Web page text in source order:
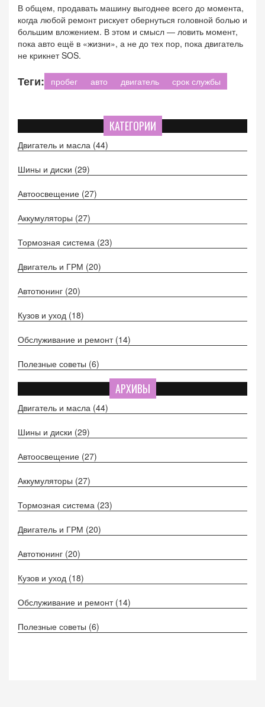
В общем, продавать машину выгоднее всего до момента,
когда любой ремонт рискует обернуться головной болью и
большим вложением. В этом и смысл — ловить момент,
пока авто ещё в «жизни», а не до тех пор, пока двигатель
не крикнет SOS.
Теги: пробег авто двигатель срок службы
КАТЕГОРИИ
Двигатель и масла (44)
Шины и диски (29)
Автоосвещение (27)
Аккумуляторы (27)
Тормозная система (23)
Двигатель и ГРМ (20)
Автотюнинг (20)
Кузов и уход (18)
Обслуживание и ремонт (14)
Полезные советы (6)
АРХИВЫ
Двигатель и масла (44)
Шины и диски (29)
Автоосвещение (27)
Аккумуляторы (27)
Тормозная система (23)
Двигатель и ГРМ (20)
Автотюнинг (20)
Кузов и уход (18)
Обслуживание и ремонт (14)
Полезные советы (6)